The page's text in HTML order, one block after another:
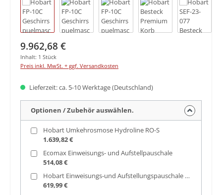
Regulärer Preis:
9.962,68 €
Inhalt: 1 Stück
Preis inkl. MwSt. + ggf. Versandkosten
Lieferzeit: ca. 5-10 Werktage (Deutschland)
Optionen / Zubehör auswählen.
Hobart Umkehrosmose Hydroline RO-S
1.639,82 €
Ecomax Einweisungs- und Aufstellpauschale
514,08 €
Hobart Einweisungs-und Aufstellungspauschale Osmoseanlage RO-S inkl. Aufstellung einer Maschine
619,99 €